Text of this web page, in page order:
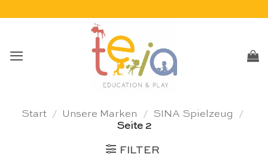
Start / Unsere Marken / SINA Spielzeug
/
Seite 2
FILTER